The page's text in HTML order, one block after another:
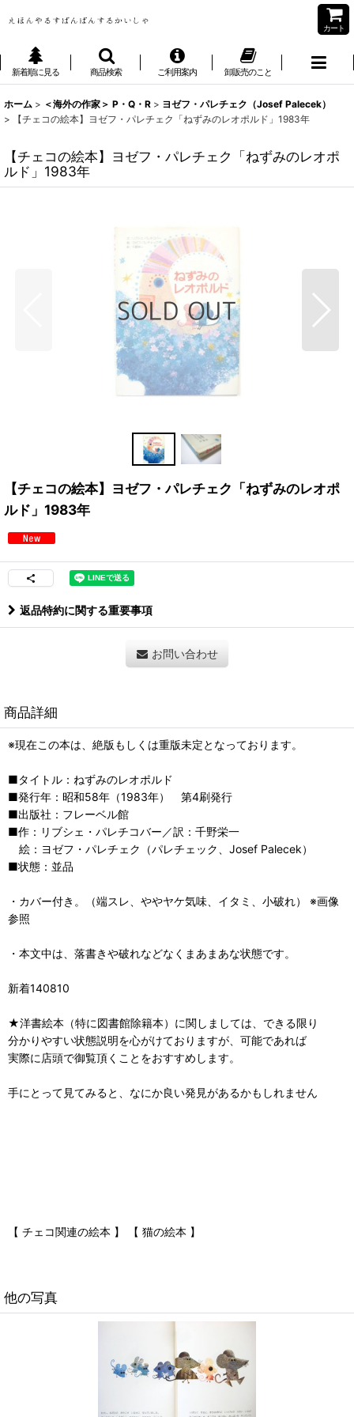
カート
新着順に見る 商品検索 ご利用案内 卸販売のこと
ホーム > ＜海外の作家＞ P・Q・R > ヨゼフ・パレチェク（Josef Palecek）
>
【チェコの絵本】ヨゼフ・パレチェク「ねずみのレオポルド」1983年
【チェコの絵本】ヨゼフ・パレチェク「ねずみのレオポ
ルド」1983年
【チェコの絵本】ヨゼフ・パレチェク「ねずみのレオポ
ルド」1983年
返品特約に関する重要事項
お問い合わせ
商品詳細
※現在この本は、絶版もしくは重版未定となっております。
■タイトル：ねずみのレオポルド
■発行年：昭和58年（1983年） 第4刷発行
■出版社：フレーベル館
■作：リブシェ・パレチコバー／訳：千野栄一
絵：ヨゼフ・パレチェク（パレチェック、Josef Palecek）
■状態：並品
・カバー付き。（端スレ、ややヤケ気味、イタミ、小破れ） ※画像
参照
・本文中は、落書きや破れなどなくまあまあな状態です。
新着140810
★洋書絵本（特に図書館除籍本）に関しましては、できる限り
分かりやすい状態説明を心がけておりますが、可能であれば
実際に店頭で御覧頂くことをおすすめします。
手にとって見てみると、なにか良い発見があるかもしれません
【 チェコ関連の絵本 】 【 猫の絵本 】
他の写真